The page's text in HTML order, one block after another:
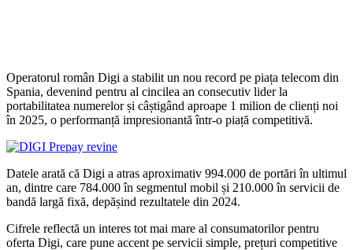
Operatorul român Digi a stabilit un nou record pe piața telecom din
Spania, devenind pentru al cincilea an consecutiv lider la
portabilitatea numerelor și câștigând aproape 1 milion de clienți noi
în 2025, o performanță impresionantă într-o piață competitivă.
Datele arată că Digi a atras aproximativ 994.000 de portări în ultimul
an, dintre care 784.000 în segmentul mobil și 210.000 în servicii de
bandă largă fixă, depășind rezultatele din 2024.
Cifrele reflectă un interes tot mai mare al consumatorilor pentru
oferta Digi, care pune accent pe servicii simple, prețuri competitive